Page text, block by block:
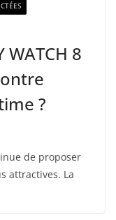
WATCH 8
?
de proposer
attractives. La